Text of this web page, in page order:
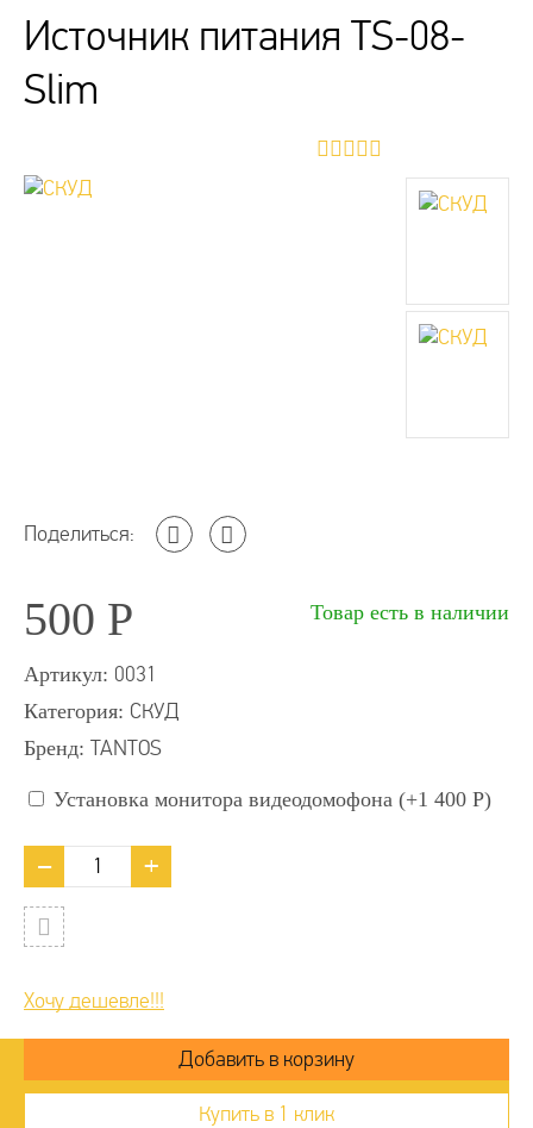
Источник питания TS-08-
Slim
Поделиться:
500 Р
Артикул: 0031
Категория: СКУД
Бренд: TANTOS
Товар есть в наличии
Установка монитора видеодомофона (+1 400 Р)
Хочу дешевле!!!
Купить в 1 клик